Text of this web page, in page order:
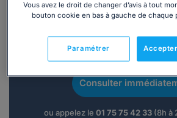
Vous souhaitez une
téléphone ?
Consulter
ou appelez le 01 75 75 42 33(8h à
Vous avez le droit de changer d’avis à tout
bouton cookie en bas à gauche de chaque
Paramétrer